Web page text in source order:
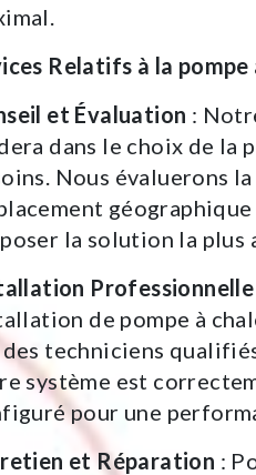
Relatifs à la
et Évaluation :
dans le choix de la
Nous évaluerons
la solution la plus
Professionnelle
de pompe à
techniciens
système est
pour une
et Réparation :